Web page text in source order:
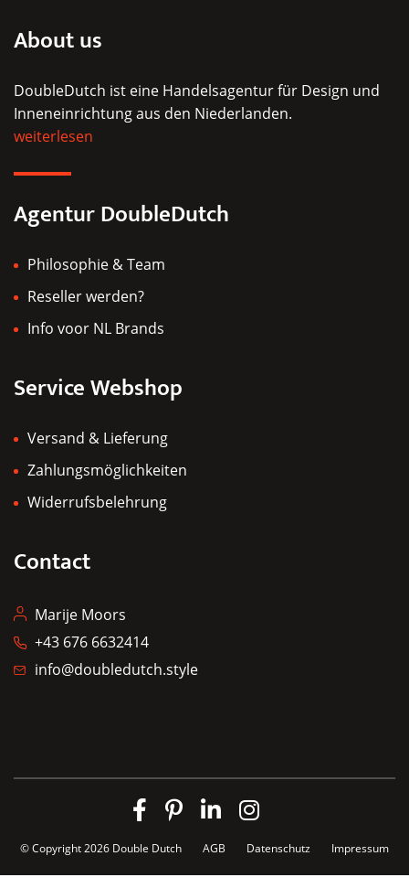
About us
DoubleDutch ist eine Handelsagentur für Design und
Inneneinrichtung aus den Niederlanden.
weiterlesen
Agentur DoubleDutch
Philosophie & Team
Reseller werden?
Info voor NL Brands
Service Webshop
Versand & Lieferung
Zahlungsmöglichkeiten
Widerrufsbelehrung
Contact
Marije Moors
+43 676 6632414
info@doubledutch.style
© Copyright 2026 Double Dutch AGB Datenschutz Impressum